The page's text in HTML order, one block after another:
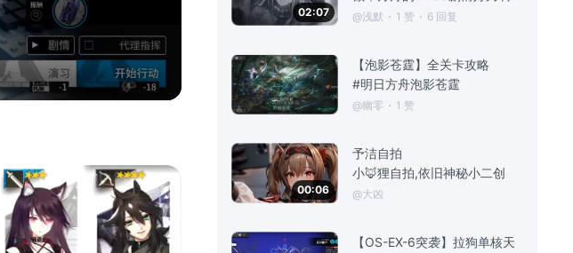
02:07 @浅默 1 赞 6 回复
【泡影苍霆】全关卡攻略
#明日方舟泡影苍霆
@幽零 1 赞
00:06
予洁自拍
小🦊狸自拍,依旧神秘小二创
@大凶
【OS-EX-6突袭】拉狗单核天